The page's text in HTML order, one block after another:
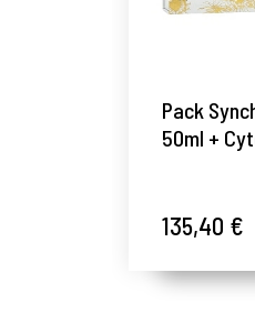
Pack
50ml +
135,40 €